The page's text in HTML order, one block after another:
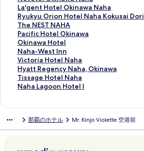
S
U
S
H
U
R
I
の
ペ
ー
く
リ
i
b
a
c
y
o
u
d
e
の
を
開
2
0
3
の
ペ
ー
ジ
を
開
く
2
M
a
t
s
u
o
の
ペ
ー
く
リ
u
m
e
の
ペ
ー
ジ
を
開
く
H
o
s
t
e
l
の
ペ
ー
ジ
リ
ン
o
n
d
o
m
i
n
i
u
m
r
l
N
a
h
a
K
u
m
o
j
ー
ジ
e
T
e
r
r
a
c
e
N
a
ペ
ー
n
d
r
o
o
m
s
N
a
h
t
k
i
n
a
w
a
N
a
h
a
s
y
i
s
l
a
n
d
o
k
i
S
e
l
B
r
i
c
k
の
ペ
ー
く
リ
C
H
O
T
E
L
N
A
H
A
l
o
v
o
t
e
l
O
k
i
n
a
La'gent Hotel Okinawa Naha
L
a
'
g
e
n
t
H
o
t
i
Ryukyu Orion Hotel Naha Kokusai Dori
R
y
u
k
y
u
O
r
i
t
The NEST NAHA
T
h
e
N
E
S
T
N
の
ペ
Pacific Hotel Okinawa
P
a
c
i
f
i
c
l
Okinawa Hotel
O
k
i
n
a
w
e
Naha-West Inn
N
a
h
a
-
I
Victoria Hotel Naha
V
i
c
t
H
Hyatt Regency Naha, Okinawa
H
y
a
g
Tissage Hotel Naha
T
i
e
Naha Lagoon Hotel I
N
a
那覇のホテル Mr. Kinjo Violette 空港前